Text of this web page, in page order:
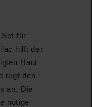
für
hilft der
Haut
regt den
an. Die
nötige